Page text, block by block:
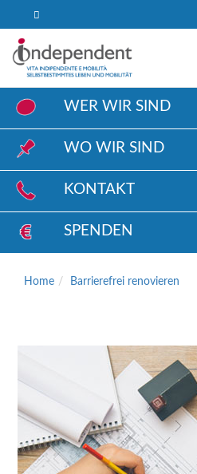
WER WIR SIND
WO WIR SIND
KONTAKT
SPENDEN
Home Barrierefrei renovieren